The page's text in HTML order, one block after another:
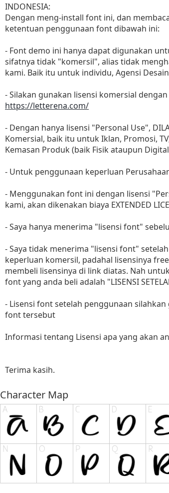
INDONESIA:
Dengan meng-install font ini, dan
ketentuan penggunaan font dibawah ini:
- Font demo ini hanya dapat digunakan
sifatnya tidak "komersil", alias tidak
kami. Baik itu untuk individu, Agensi
- Silakan gunakan lisensi komersial
https://letterena.com/
- Dengan hanya lisensi "Personal Use",
Komersial, baik itu untuk Iklan, Promosi,
Kemasan Produk (baik Fisik ataupun
- Untuk penggunaan keperluan
- Menggunakan font ini dengan lisensi
kami, akan dikenakan biaya EXTENDED
- Saya hanya menerima "lisensi font"
- Saya tidak menerima "lisensi font"
keperluan komersil, padahal lisensinya
membeli lisensinya di link diatas. Nah
font yang anda beli adalah "LISENSI
- Lisensi font setelah penggunaan
font tersebut
Informasi tentang Lisensi apa yang akan
Terima kasih.
Character Map